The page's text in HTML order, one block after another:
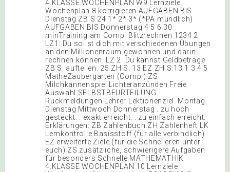
4.KLASSE WOCHENPLAN W9 Lernziele
Wochenplan 8 korrigieren AUFGABEN BIS
Dienstag ZB S.24 1* 2* 3* (*PA mündlich)
AUFGABEN BIS Donnerstag 4 5 6 30
minTraining am Compi Blitzrechnen 1234 2
LZ1: Du sollst dich mit verschiedenen Übungen
an den Millionenraum gewöhnen und darin
rechnen können. LZ 2: Du kannst Geldbeträge
ZB S. aufteilen. 25 ZH S. 13 EZ ZH S.13 1 3 4 5
MatheZaubergarten (Compi) ZS
Milchkannenspiel Lichteranzünden Freie
Auswahl SELBSTBEURTEILUNG
Rückmeldungen Lehrer Lektionenziel. Montag
Dienstag Mittwoch Donnerstag . zu hoch
gesteckt. . exakt erreicht. . zu einfach erreicht.
Erklärungen: ZB Zahlenbuch ZH Zahlenheft LK
Lernkontrolle Basisstoff (für alle verbindlich)
EZ erweiterte Ziele (für die Schnelleren unter
euch) ZS zusätzliche, schwierigere Aufgaben
für besonders Schnelle MATHEMATHIK
4.KLASSE WOCHENPLAN 10 Lernziele